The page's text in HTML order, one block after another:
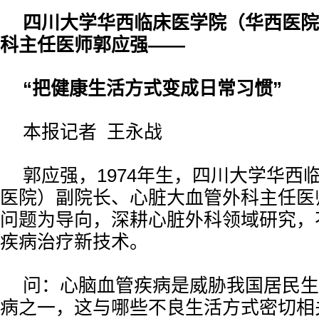
四川大学华西临床医学院（华西医
科主任医师郭应强——
“把健康生活方式变成日常习惯”
本报记者 王永战
郭应强，1974年生，四川大学华西
医院）副院长、心脏大血管外科主任
问题为导向，深耕心脏外科领域研究
疾病治疗新技术。
问：心脑血管疾病是威胁我国居民
病之一，这与哪些不良生活方式密切